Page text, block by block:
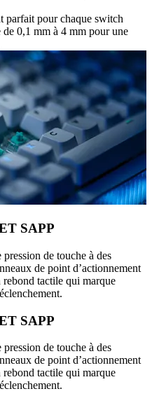
parfait pour chaque switch
de 0,1 mm à 4 mm pour une
SAPP
de touche à des
de point d’actionnement
tactile qui marque
SAPP
de touche à des
de point d’actionnement
tactile qui marque